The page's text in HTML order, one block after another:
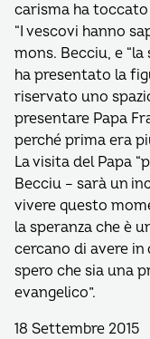
carisma ha toccato
“I vescovi hanno
mons. Becciu, e
ha presentato la
riservato uno
presentare Papa
perché prima era
La visita del Papa
Becciu – sarà un
vivere questo
la speranza che è
cercano di avere
spero che sia una
evangelico”.
18 Settembre 2015